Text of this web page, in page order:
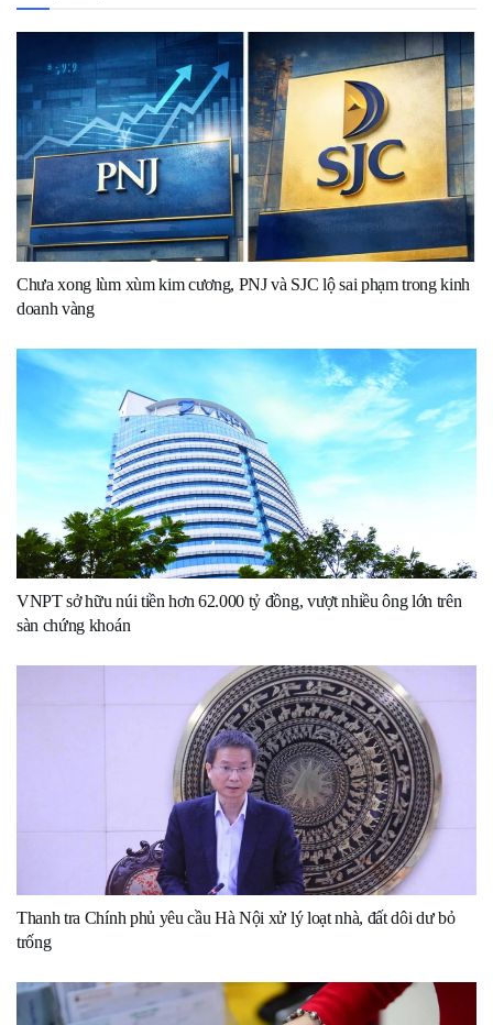
Chưa xong lùm xùm kim cương, PNJ và SJC lộ sai phạm trong kinh
doanh vàng
VNPT sở hữu núi tiền hơn 62.000 tỷ đồng, vượt nhiều ông lớn trên
sàn chứng khoán
Thanh tra Chính phủ yêu cầu Hà Nội xử lý loạt nhà, đất dôi dư bỏ
trống